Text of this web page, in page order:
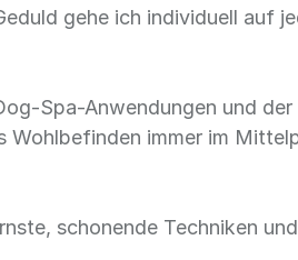
gehe ich individuell auf
Spa-Anwendungen und
Wohlbefinden immer im
schonende Techniken